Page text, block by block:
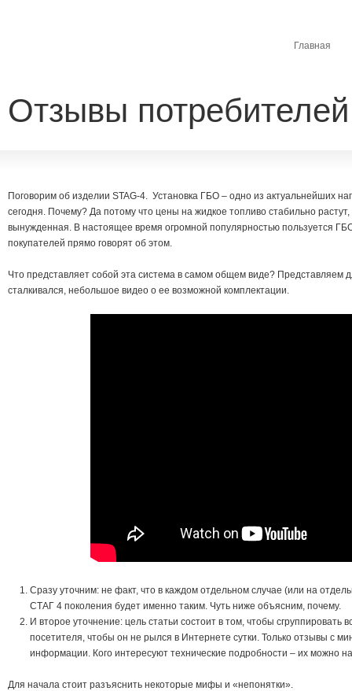
Главная
Отзывы
Поговорим об изделии STAG-4. Установка ГБО – одно из актуальнейших
сегодня. Почему? Да потому что цены на жидкое топливо стабильно растут,
вынужденная. В настоящее время огромной популярностью пользуется
покупателей прямо говорят об этом.
Что представляет собой эта система в самом общем виде? Представляем
сталкивался, небольшое видео о ее возможной комплектации.
Сразу уточним: не факт, что в каждом отдельном случае (или на
СТАГ 4 поколения будет именно таким. Чуть ниже объясним, почему.
И второе уточнение: цель статьи состоит в том, чтобы сгруппировать
посетителя, чтобы он не рылся в Интернете сутки. Только отзывы с
информации. Кого интересуют технические подробности – их можно
Для начала стоит разъяснить некоторые мифы и «непонятки».